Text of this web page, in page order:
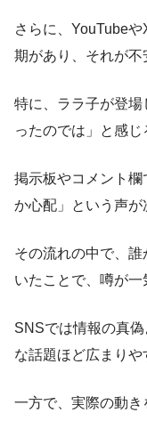
さらに、YouTube
期があり、それが不
特に、ララ子が登
ったのでは」と感じ
掲示板やコメント
か心配」という声が
その流れの中で、
いたことで、噂が一
SNSでは情報の真
な話題ほど広まりや
一方で、実際の動